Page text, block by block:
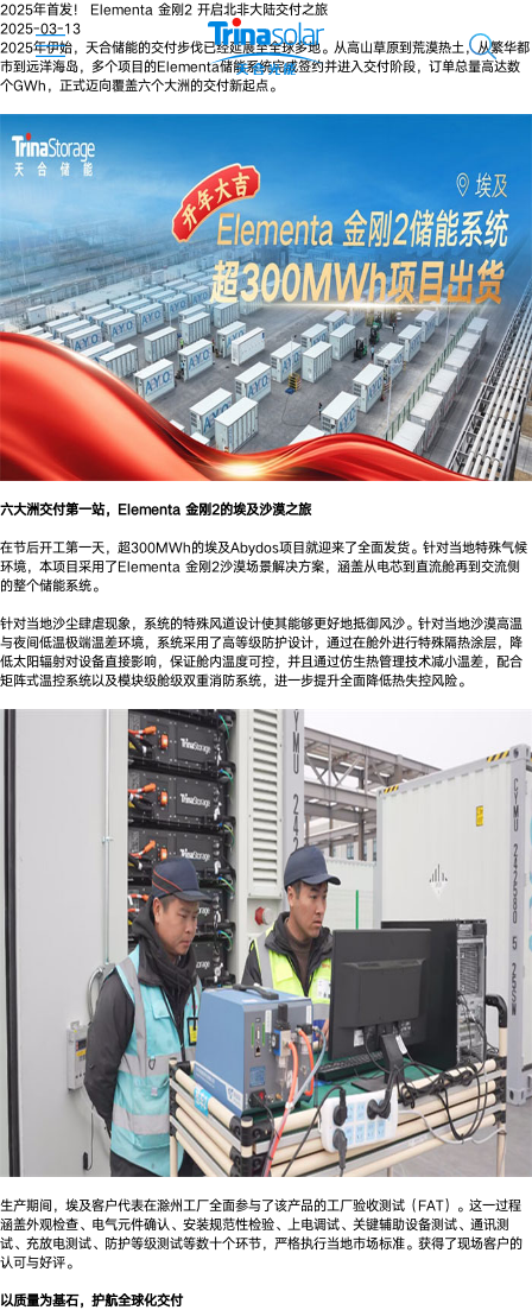
2025年首发！ Elementa 金刚2 开启北非大陆交付之旅
2025-03-13
2025年伊始，天合储能的交付步伐已经延展至全球多地。从高山草原到荒漠热土，从繁华都
市到远洋海岛，多个项目的Elementa储能系统完成签约并进入交付阶段，订单总量高达数
个GWh，正式迈向覆盖六个大洲的交付新起点。
六大洲交付第一站，Elementa 金刚2的埃及沙漠之旅
在节后开工第一天，超300MWh的埃及Abydos项目就迎来了全面发货。针对当地特殊气候
环境，本项目采用了Elementa 金刚2沙漠场景解决方案，涵盖从电芯到直流舱再到交流侧
的整个储能系统。
针对当地沙尘肆虐现象，系统的特殊风道设计使其能够更好地抵御风沙。针对当地沙漠高温
与夜间低温极端温差环境，系统采用了高等级防护设计，通过在舱外进行特殊隔热涂层，降
低太阳辐射对设备直接影响，保证舱内温度可控，并且通过仿生热管理技术减小温差，配合
矩阵式温控系统以及模块级舱级双重消防系统，进一步提升全面降低热失控风险。
生产期间，埃及客户代表在滁州工厂全面参与了该产品的工厂验收测试（FAT）。这一过程
涵盖外观检查、电气元件确认、安装规范性检验、上电调试、关键辅助设备测试、通讯测
试、充放电测试、防护等级测试等数十个环节，严格执行当地市场标准。获得了现场客户的
认可与好评。
以质量为基石，护航全球化交付